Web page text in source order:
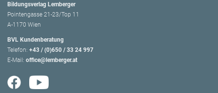
Bildungsverlag Lemberger
Pointengasse 21-23/Top 11
A-1170 Wien
BVL Kundenberatung
Telefon: +43 / (0)650 / 33 24 997
E-Mail: office@lemberger.at